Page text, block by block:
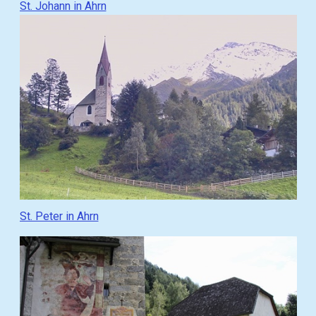
e
(
g
o
t
o
)
:
St. Johann in Ahrn
e
h
e
z
u
(
St. Peter in Ahrn